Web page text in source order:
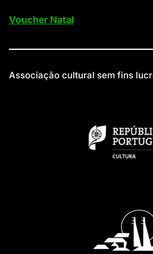
Voucher Natal
Associação cultural sem fins